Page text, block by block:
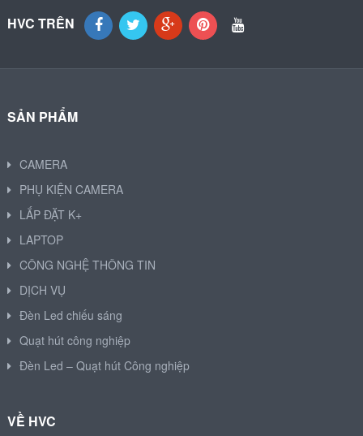
HVC TRÊN
SẢN PHẨM
CAMERA
PHỤ KIỆN CAMERA
LẮP ĐẶT K+
LAPTOP
CÔNG NGHỆ THÔNG TIN
DỊCH VỤ
Đèn Led chiếu sáng
Quạt hút công nghiệp
Đèn Led – Quạt hút Công nghiệp
VỀ HVC